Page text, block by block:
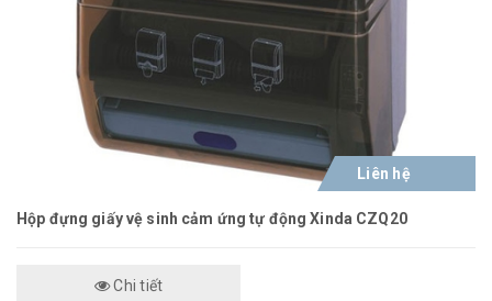
Liên hệ
Hộp đựng giấy vệ sinh cảm ứng tự động Xinda CZQ20
Chi tiết